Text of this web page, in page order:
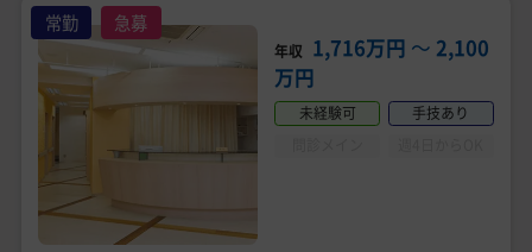
常勤 急募
年収 1,716万円 〜 2,100
万円
未経験可
手技あり